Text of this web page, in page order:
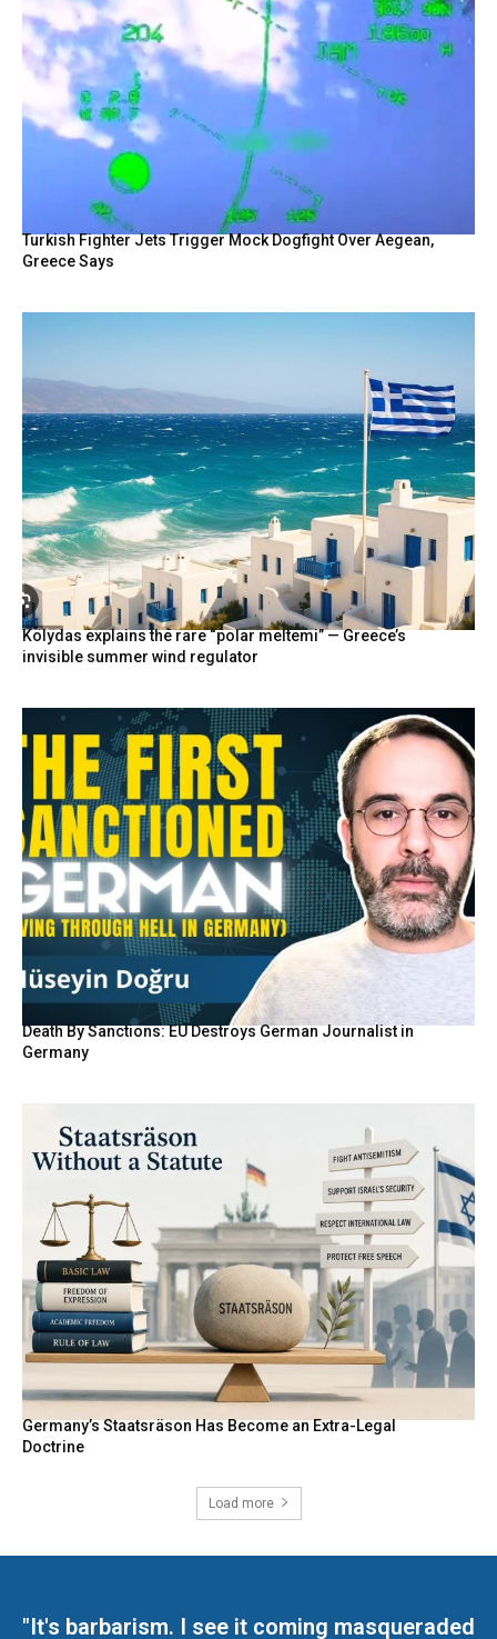
Turkish Fighter Jets Trigger Mock Dogfight Over Aegean,
Greece Says
Kolydas explains the rare “polar meltemi” — Greece’s
invisible summer wind regulator
Death By Sanctions: EU Destroys German Journalist in
Germany
Germany’s Staatsräson Has Become an Extra-Legal
Doctrine
Load more
"It's barbarism. I see it coming masqueraded